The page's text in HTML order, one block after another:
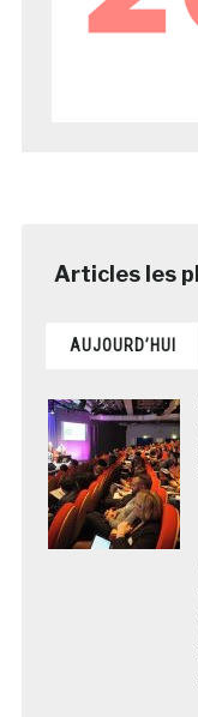
AUJOURD’HUI